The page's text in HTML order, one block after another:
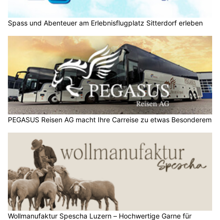
Spass und Abenteuer am Erlebnisflugplatz Sitterdorf erleben
PEGASUS Reisen AG macht Ihre Carreise zu etwas Besonderem
Wollmanufaktur Spescha Luzern – Hochwertige Garne für